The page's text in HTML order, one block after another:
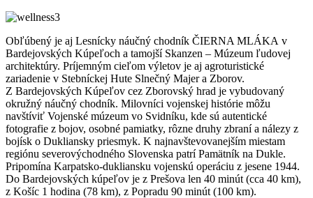
Obľúbený je aj Lesnícky náučný chodník ČIERNA MLÁKA v
Bardejovských Kúpeľoch a tamojší Skanzen – Múzeum ľudovej
architektúry. Príjemným cieľom výletov je aj agroturistické
zariadenie v Stebníckej Hute Slnečný Majer a Zborov.
Z Bardejovských Kúpeľov cez Zborovský hrad je vybudovaný
okružný náučný chodník. Milovníci vojenskej histórie môžu
navštíviť Vojenské múzeum vo Svidníku, kde sú autentické
fotografie z bojov, osobné pamiatky, rôzne druhy zbraní a nálezy z
bojísk o Dukliansky priesmyk. K najnavštevovanejším miestam
regiónu severovýchodného Slovenska patrí Pamätník na Dukle.
Pripomína Karpatsko-dukliansku vojenskú operáciu z jesene 1944.
Do Bardejovských kúpeľov je z Prešova len 40 minút (cca 40 km),
z Košíc 1 hodina (78 km), z Popradu 90 minút (100 km).